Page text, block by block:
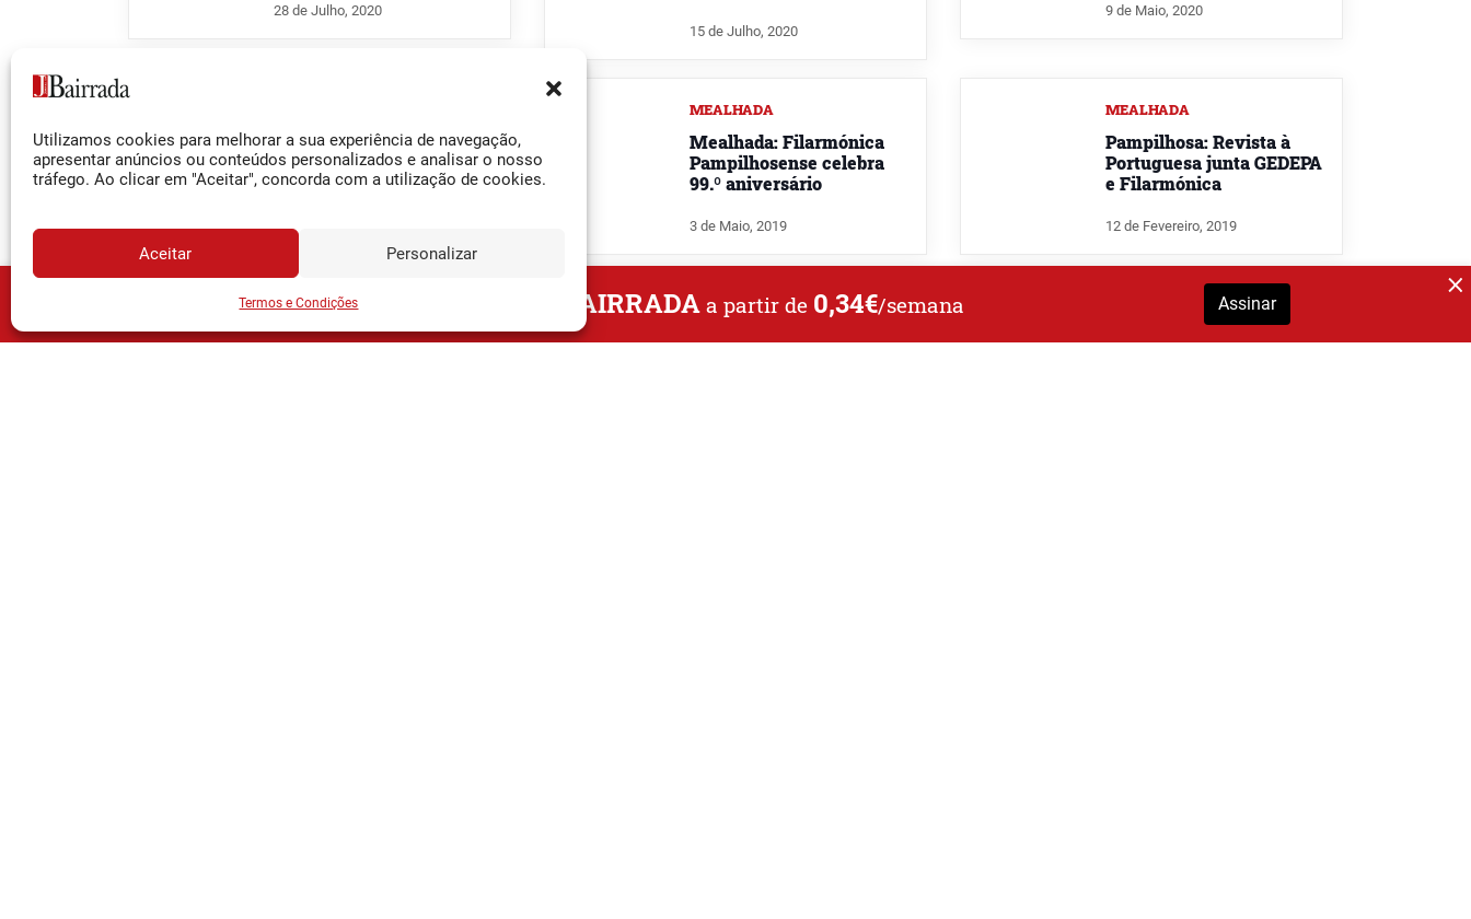
Utilizamos cookies para melhorar a sua experiência de navegação,
apresentar anúncios ou conteúdos personalizados e analisar o nosso
tráfego. Ao clicar em "Aceitar", concorda com a utilização de cookies.
Aceitar Personalizar
Termos e Condições
28 de Julho, 2020
15 de Julho, 2020
9 de Maio, 2020
Pampilhosa: Utentes de
saúde burlados ao
domicílio por falsos
MEALHADA
Mealhada: Filarmónica
Pampilhosense celebra
99.º aniversário
3 de Maio, 2019
MEALHADA
Pampilhosa: Revista à
Portuguesa junta GEDEPA
e Filarmónica
12 de Fevereiro, 2019
Assine o JORNAL DA BAIRRADA a partir de 0,34€/semana Assinar